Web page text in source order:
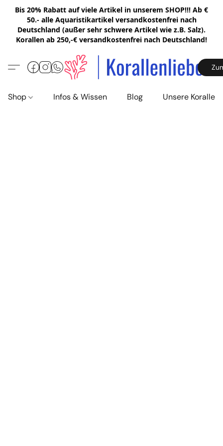
Bis 20% Rabatt auf viele Artikel in unserem SHOP!!! Ab €
50.- alle Aquaristikartikel versandkostenfrei nach
Deutschland (außer sehr schwere Artikel wie z.B. Salz).
Korallen ab 250,-€ versandkostenfrei nach Deutschland!
Shop Infos & Wissen Blog Unsere Korallen